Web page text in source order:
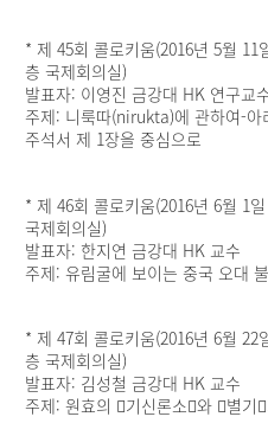
* 제 45회 콜로키움(2016년 5월
층 국제회의실)
발표자: 이영진 금강대 HK 연구교
주제: 니룩따(nirukta)에 관하여-
주석서 제 1장을 중심으로
* 제 46회 콜로키움(2016년 6월 1
국제회의실)
발표자: 한지연 금강대 HK 교수
주제: 유림굴에 보이는 중국 오대
* 제 47회 콜로키움(2016년 6월
층 국제회의실)
발표자: 김성철 금강대 HK 교수
주제: 원효의 󰡔기신론소󰡕와 󰡔별기